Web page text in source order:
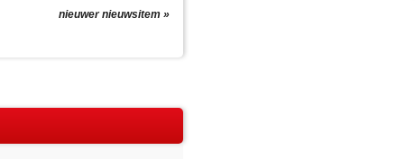
nieuwer nieuwsitem »